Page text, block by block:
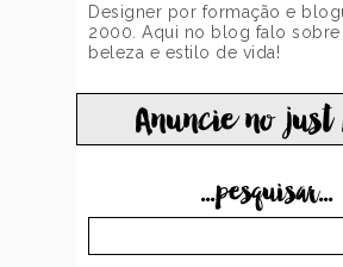
Designer por formação e
2000. Aqui no blog falo sobre
beleza e estilo de vida!
Anuncie no just
...pesquisar...